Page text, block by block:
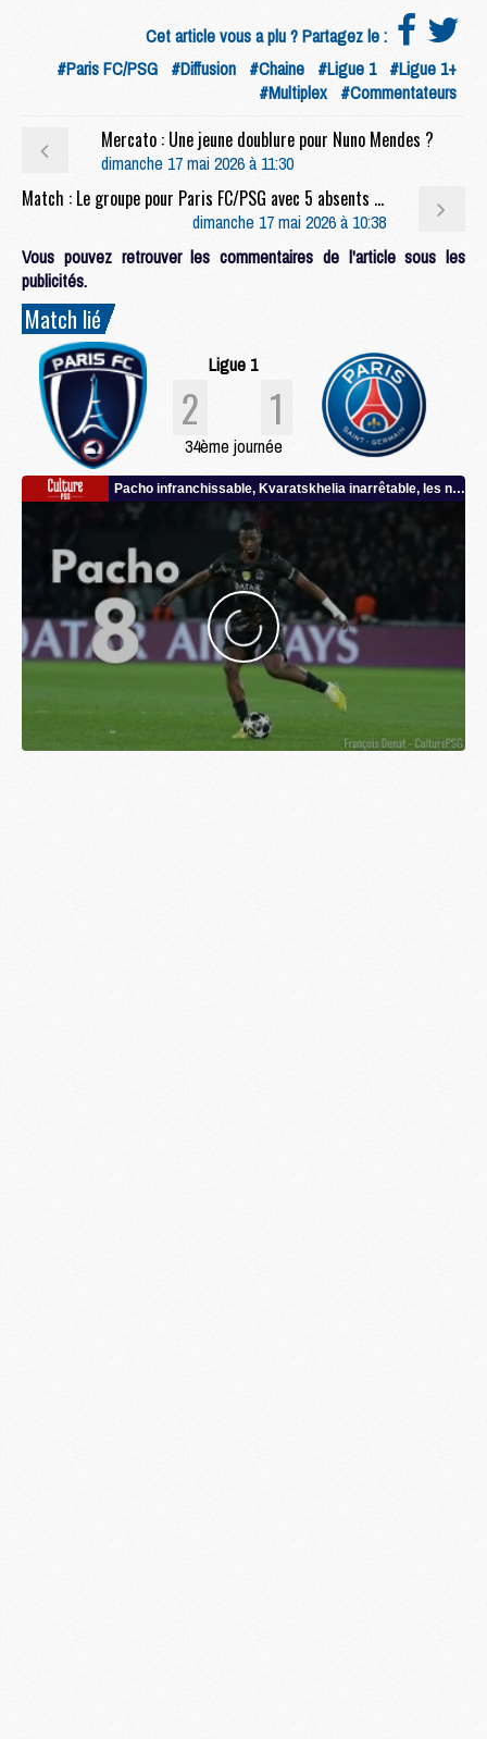
Cet article vous a plu ? Partagez le :
#Paris FC/PSG #Diffusion #Chaine #Ligue 1 #Ligue 1+
#Multiplex #Commentateurs
Mercato : Une jeune doublure pour Nuno Mendes ?
dimanche 17 mai 2026 à 11:30
Match : Le groupe pour Paris FC/PSG avec 5 absents et peu de jeunes
dimanche 17 mai 2026 à 10:38
Vous pouvez retrouver les commentaires de l'article sous les
publicités.
Match lié
Ligue 1
2 1
34ème journée